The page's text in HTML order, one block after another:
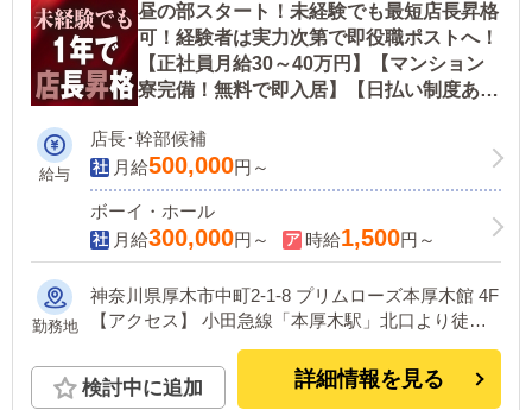
昼の部スタート！未経験でも最短店長昇格
可！経験者は実力次第で即役職ポストへ！
【正社員月給30～40万円】【マンション
寮完備！無料で即入居】【日払い制度あ
2,000円～！
給与
店長･幹部候補
月給500,000円～
ボーイ・ホール
月給300,000円～ 時給1,500円～
勤務地
神奈川県厚木市中町2-1-8 プリムローズ本厚木館 4F
【アクセス】 小田急線「本厚木駅」北口より徒歩1
検討中に追加 詳細情報を見る